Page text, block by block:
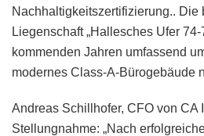
Nachhaltigkeitszertifizierung.. Die
Liegenschaft „Hallesches Ufer 74-
kommenden Jahren umfassend
modernes Class-A-Bürogebäude
Andreas Schillhofer, CFO von CA
Stellungnahme: „Nach